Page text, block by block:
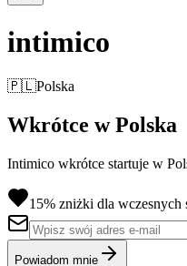
intimico
🇵🇱Polska
Wkrótce w Polska
Intimico wkrótce startuje w
15% zniżki dla wczesnych
Powiadom mnie